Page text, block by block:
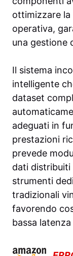
ottimizzare la
operativa,
una gestione
Il sistema
intelligente
dataset
adeguati in
prestazioni
prevede
dati distribuiti
strumenti
tradizionali
favorendo
bassa